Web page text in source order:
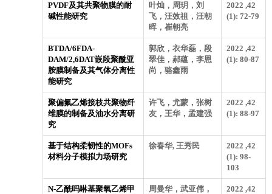
PVDF及其共聚物膜的耐
碱性能研究
叶灿，周玥，刘
飞，汪效祖，汪朝
晖，崔朝亮
2022 ,42
(1): 72-79
BTDA/6FDA-
DAM/2,6DAT嵌段聚酰亚
胺膜制备及其气体分离性
能研究
郭欣，衣华磊，段
翠佳，郝蕴，李恩
尚，骆鑫雨
2022 ,42
(1): 80-87
聚偏氟乙烯接枝共聚物纤
维膜的制备及油水分离研
究
许飞，尤蒙，张树
友，王华，孟建强
2022 ,42
(1): 88-97
基于结构柔韧性的MOFs
材料分子模拟力场研究
徐春华, 王秀民
2022 ,42
(1): 98-
103
N-乙酰吗啉基聚氧乙烯甲
周曼华，武亚伟，
2022 ,42